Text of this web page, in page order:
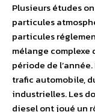
Plusieurs études
particules
particules
mélange
période de
trafic automobile,
industrielles. Les
diesel ont joué un